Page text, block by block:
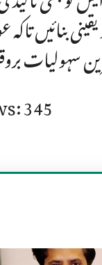
بنائیں
سہولیات
345